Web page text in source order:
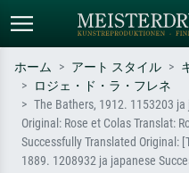
標準検索
作家名・作品名・スタイルで検索
– 例：モネ、星月夜、印象派、北
斎の波、ヌード。
ホーム アート スタイル
ロジェ・ド・ラ・フレネ
The Bathers, 1912. 1153203
Original: Rose et Colas Translat:
Successfully Translated Original:
1889. 1208932 ja japanese